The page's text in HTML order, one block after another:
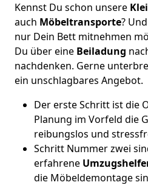
Kennst Du schon unsere
auch Möbeltransporte?
nur Dein Bett mitnehmen
Du über eine Beiladung
nachdenken. Gerne
ein unschlagbares Angebot.
Der erste Schritt ist die
Planung im Vorfeld die
reibungslos und
Schritt Nummer zwei
erfahrene
die Möbeldemontage